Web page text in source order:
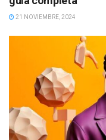
21 NOVIEMBRE, 2024